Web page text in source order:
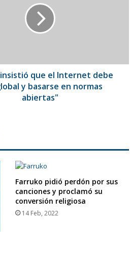
que el Internet debe
y basarse en normas
abiertas"
Farruko pidió perdón por sus
canciones y proclamó su
conversión religiosa
14 Feb, 2022